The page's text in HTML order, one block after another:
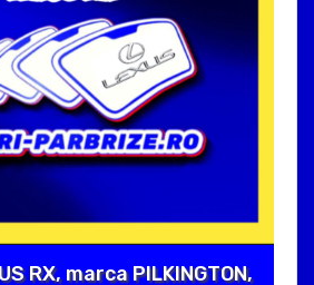
RX, marca PILKINGTON,